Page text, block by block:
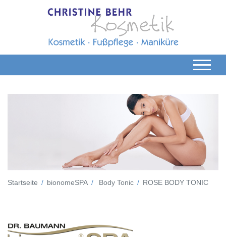
Startseite bionomeSPA Body Tonic ROSE BODY TONIC